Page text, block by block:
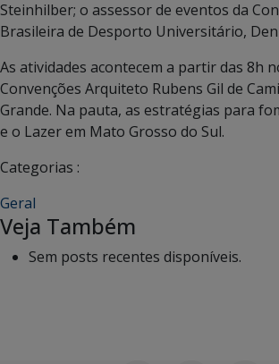
Steinhilber; o assessor de eventos da
Brasileira de Desporto Universitário,
As atividades acontecem a partir das 8h
Convenções Arquiteto Rubens Gil de
Grande. Na pauta, as estratégias para
e o Lazer em Mato Grosso do Sul.
Categorias :
Geral
Veja Também
Sem posts recentes disponíveis.